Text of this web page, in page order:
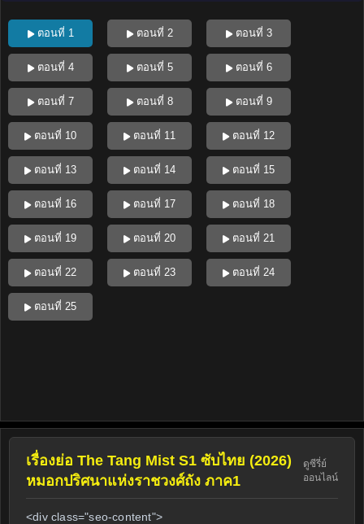
ตอนที่ 1 ตอนที่ 2 ตอนที่ 3
ตอนที่ 4 ตอนที่ 5 ตอนที่ 6
ตอนที่ 7 ตอนที่ 8 ตอนที่ 9
ตอนที่ 10 ตอนที่ 11 ตอนที่ 12
ตอนที่ 13 ตอนที่ 14 ตอนที่ 15
ตอนที่ 16 ตอนที่ 17 ตอนที่ 18
ตอนที่ 19 ตอนที่ 20 ตอนที่ 21
ตอนที่ 22 ตอนที่ 23 ตอนที่ 24
ตอนที่ 25
เรื่องย่อ The Tang Mist S1 ซับไทย (2026)
หมอกปริศนาแห่งราชวงศ์ถัง ภาค1
ดูซีรี่ย์
ออนไลน์
<div class="seo-content">